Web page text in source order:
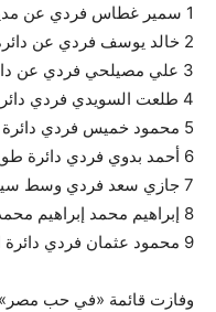
1 سمير غطاس فردي عن مدينة نصر
2 خالد يوسف فردي عن دائرة كفر شكر
3 علي مصيلحي فردي عن دائرة أبو كبير
4 طلعت السويدي فردي دائرة درب نجم
5 محمود خميس فردي دائرة بلبيس
6 أحمد بدوي فردي دائرة طوخ
7 جازي سعد فردي وسط سيناء
8 إبراهيم محمد إبراهيم محمد فردي دائرة رفح والشيخ زويد
9 محمود عثمان فردي دائرة الإسماعيلية
وفازت قائمة «في حب